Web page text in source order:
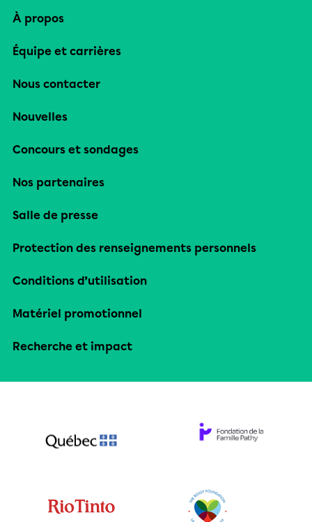
À propos
Équipe et carrières
Nous contacter
Nouvelles
Concours et sondages
Nos partenaires
Salle de presse
Protection des renseignements personnels
Conditions d’utilisation
Matériel promotionnel
Recherche et impact